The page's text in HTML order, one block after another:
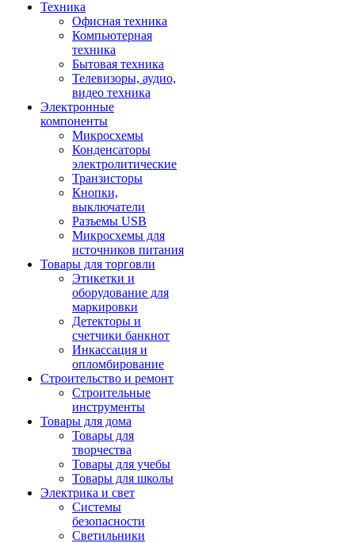
Техника
Офисная техника
Компьютерная
техника
Бытовая техника
Телевизоры, аудио,
видео техника
Электронные
компоненты
Микросхемы
Конденсаторы
электролитические
Транзисторы
Кнопки,
выключатели
Разъемы USB
Микросхемы для
источников питания
Товары для торговли
Этикетки и
оборудование для
маркировки
Детекторы и
счетчики банкнот
Инкассация и
опломбирование
Строительство и ремонт
Строительные
инструменты
Товары для дома
Товары для
творчества
Товары для учебы
Товары для школы
Электрика и свет
Системы
безопасности
Светильники